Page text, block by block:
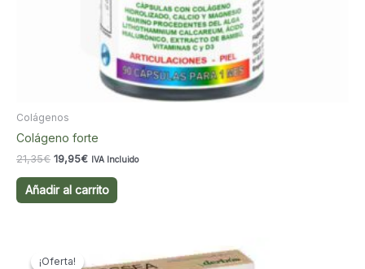
Colágenos
Colágeno forte
21,35€ El
original
era:
19,95€El
actual
es:
IVA Incluido
Añadir al carrito
¡Oferta!
¡Oferta!